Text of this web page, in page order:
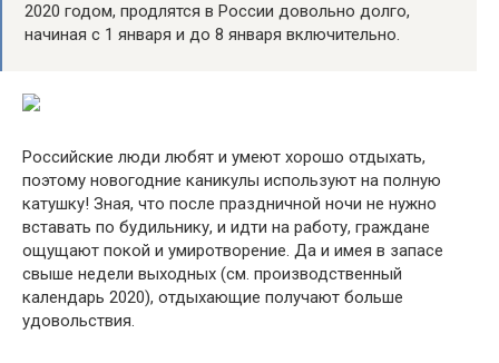
2020 годом, продлятся в России довольно долго,
начиная с 1 января и до 8 января включительно.
Российские люди любят и умеют хорошо отдыхать,
поэтому новогодние каникулы используют на полную
катушку! Зная, что после праздничной ночи не нужно
вставать по будильнику, и идти на работу, граждане
ощущают покой и умиротворение. Да и имея в запасе
свыше недели выходных (см. производственный
календарь 2020), отдыхающие получают больше
удовольствия.